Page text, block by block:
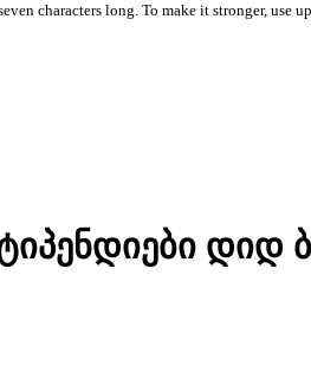
characters long. To make it stronger, use
დიდ